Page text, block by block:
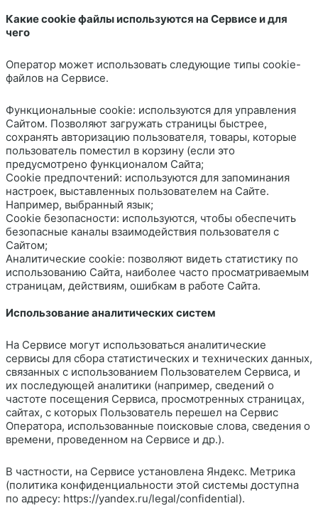
Какие cookie файлы используются на Сервисе и для
чего
Оператор может использовать следующие типы cookie-
файлов на Сервисе.
Функциональные cookie: используются для управления
Сайтом. Позволяют загружать страницы быстрее,
сохранять авторизацию пользователя, товары, которые
пользователь поместил в корзину (если это
предусмотрено функционалом Сайта;
Cookie предпочтений: используются для запоминания
настроек, выставленных пользователем на Сайте.
Например, выбранный язык;
Cookie безопасности: используются, чтобы обеспечить
безопасные каналы взаимодействия пользователя с
Сайтом;
Аналитические cookie: позволяют видеть статистику по
использованию Сайта, наиболее часто просматриваемым
страницам, действиям, ошибкам в работе Сайта.
Использование аналитических систем
На Сервисе могут использоваться аналитические
сервисы для сбора статистических и технических данных,
связанных с использованием Пользователем Сервиса, и
их последующей аналитики (например, сведений о
частоте посещения Сервиса, просмотренных страницах,
сайтах, с которых Пользователь перешел на Сервис
Оператора, использованные поисковые слова, сведения о
времени, проведенном на Сервисе и др.).
В частности, на Сервисе установлена Яндекс. Метрика
(политика конфиденциальности этой системы доступна
по адресу: https://yandex.ru/legal/confidential).